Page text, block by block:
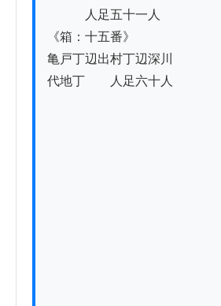
人足五十一人
《箱：十五番》
亀戸丁辺出村丁辺深川
代地丁　　人足六十人